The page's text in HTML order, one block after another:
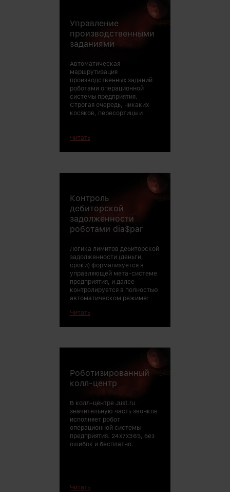
Управление
производственными
заданиями
Автоматическая
маршрутизация
производственных заданий
роботами операционной
системы предприятия.
Строгая очередь, никаких
косяков, пересортицы и
Читать
Контроль
дебиторской
задолженности
роботами dia$par
Логика лимитов дебиторской
задолженности (деньги,
сроки) формализуется в
управляющей мета-системе
предприятия, и далее
контролируется в полностью
автоматическом режиме:
Читать
Роботизированный
колл-центр
В колл-центре Just.ru
значительную часть звонков
исполняет робот
операционной системы
предприятия. 24х7х365, без
ошибок и бесплатно.
Читать